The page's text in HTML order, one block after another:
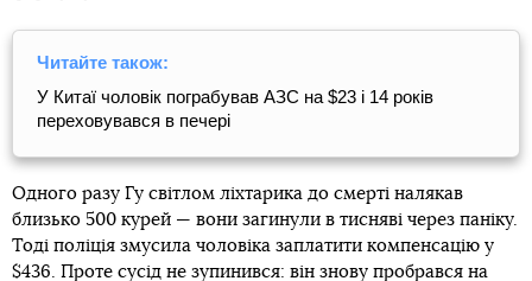
Читайте також:
У Китаї чоловік пограбував АЗС на $23 і 14 років
переховувався в печері
Одного разу Гу світлом ліхтарика до смерті налякав
близько 500 курей — вони загинули в тисняві через паніку.
Тоді поліція змусила чоловіка заплатити компенсацію у
$436. Проте сусід не зупинився: він знову пробрався на